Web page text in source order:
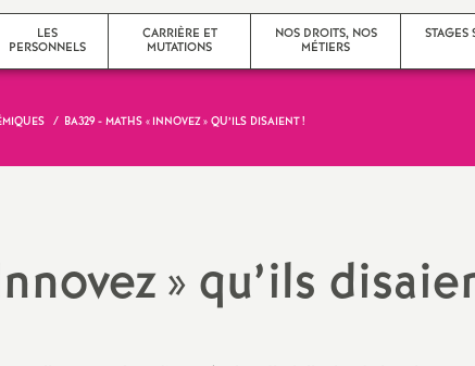
d
i
c
t
N
LES
PERSONNELS
CARRIÈRE ET
MUTATIONS
NOS DROITS, NOS
MÉTIERS
conditions de travail)
Droits syndicaux
STAGES
BA329 - MATHS « INNOVEZ» QU’ILS DISAIENT!
» qu’ils